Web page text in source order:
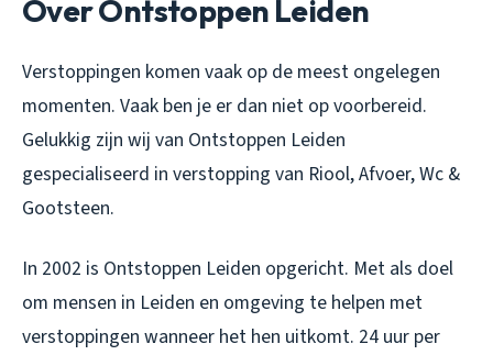
Over Ontstoppen Leiden
Verstoppingen komen vaak op de meest ongelegen
momenten. Vaak ben je er dan niet op voorbereid.
Gelukkig zijn wij van Ontstoppen Leiden
gespecialiseerd in verstopping van Riool, Afvoer, Wc &
Gootsteen.
In 2002 is Ontstoppen Leiden opgericht. Met als doel
om mensen in Leiden en omgeving te helpen met
verstoppingen wanneer het hen uitkomt. 24 uur per